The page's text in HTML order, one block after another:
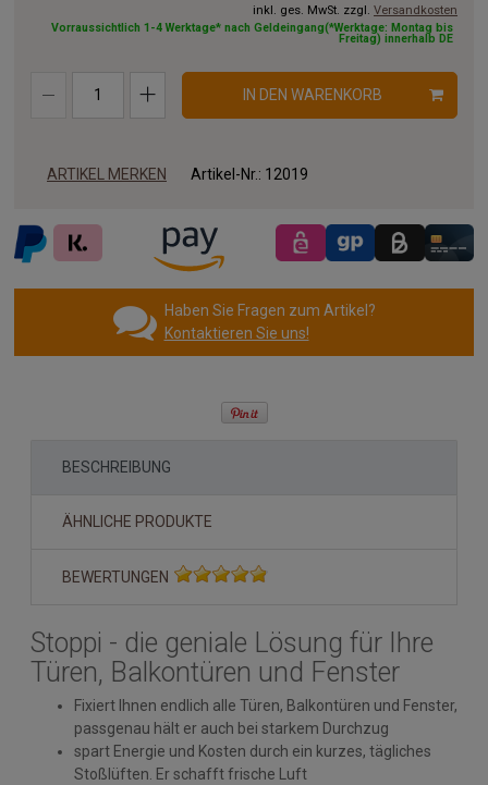
inkl. ges. MwSt. zzgl. Versandkosten
Vorraussichtlich 1-4 Werktage* nach Geldeingang(*Werktage: Montag bis
Freitag) innerhalb DE
IN DEN WARENKORB
ARTIKEL MERKEN Artikel-Nr.: 12019
Haben Sie Fragen zum Artikel?
Kontaktieren Sie uns!
BESCHREIBUNG
ÄHNLICHE PRODUKTE
BEWERTUNGEN
Stoppi - die geniale Lösung für Ihre
Türen, Balkontüren und Fenster
Fixiert Ihnen endlich alle Türen, Balkontüren und Fenster,
passgenau hält er auch bei starkem Durchzug
spart Energie und Kosten durch ein kurzes, tägliches
Stoßlüften. Er schafft frische Luft